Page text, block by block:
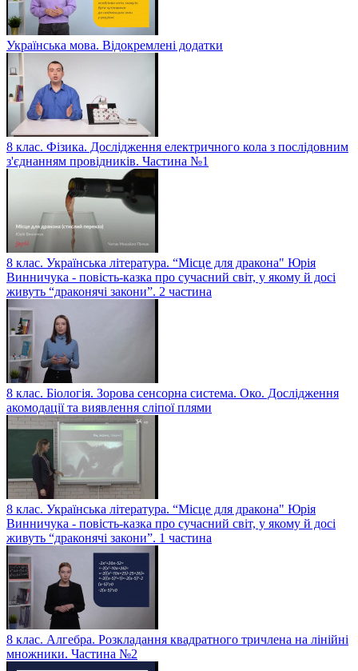
Українська мова. Відокремлені додатки
8 клас. Фізика. Дослідження електричного кола з послідовним
з'єднанням провідників. Частина №1
8 клас. Українська література. “Місце для дракона" Юрія
Винничука - повість-казка про сучасний світ, у якому й досі
живуть “драконячі закони”. 2 частина
8 клас. Біологія. Зорова сенсорна система. Око. Дослідження
акомодації та виявлення сліпої плями
8 клас. Українська література. “Місце для дракона" Юрія
Винничука - повість-казка про сучасний світ, у якому й досі
живуть “драконячі закони”. 1 частина
8 клас. Алгебра. Розкладання квадратного тричлена на лінійні
множники. Частина №2